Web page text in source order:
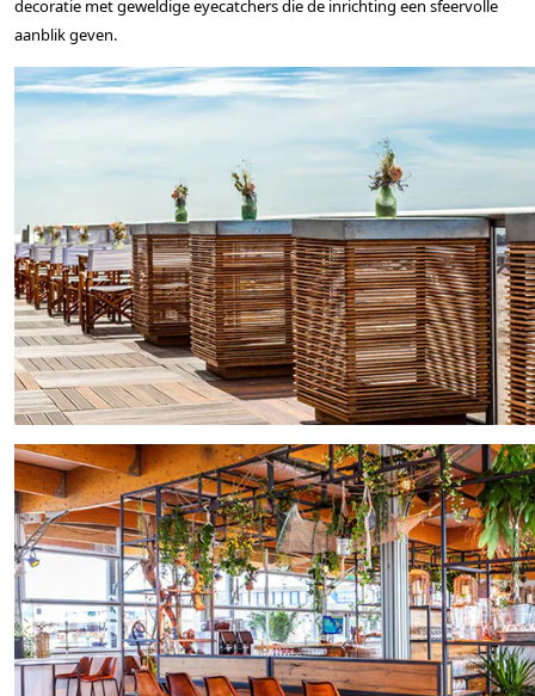
decoratie met geweldige eyecatchers die de inrichting een sfeervolle
aanblik geven.